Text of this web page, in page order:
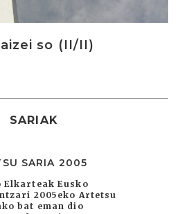
so (II/II)
SARIAK
SARIA 2005
Elkarteak Eusko
2005eko Artetsu
bat eman dio